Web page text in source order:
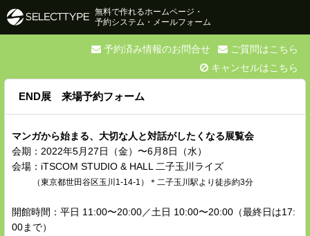
予約済み情報のお問合せ
ご質問はこちら
キャンセルはこちら
END展 来場予約フォーム
マンガから始まる、大切な人と対話がしたくなる展覧会
会期：2022年5月27日（金）〜6月8日（水）
会場：iTSCOM STUDIO & HALL 二子玉川ライズ
（東京都世田谷区玉川1-14-1）＊二子玉川駅より徒歩約3分
開館時間：平日 11:00〜20:00／土日 10:00〜20:00（最終日は17:
00まで）
無料で作れるホームページ・
予約システム・メールフォーム